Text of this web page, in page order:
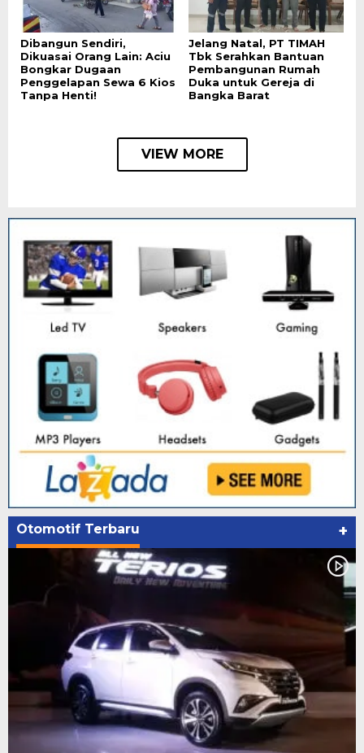
Dibangun Sendiri,
Dikuasai Orang Lain: Aciu
Bongkar Dugaan
Penggelapan Sewa 6 Kios
Tanpa Henti!
Jelang Natal, PT TIMAH
Tbk Serahkan Bantuan
Pembangunan Rumah
Duka untuk Gereja di
Bangka Barat
VIEW MORE
Otomotif Terbaru +